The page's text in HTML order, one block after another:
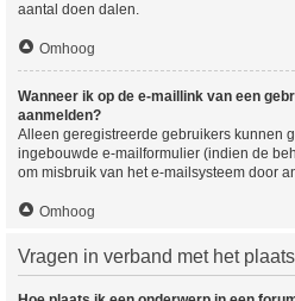
aantal doen dalen.
Omhoog
Wanneer ik op de e-maillink van een
aanmelden?
Alleen geregistreerde gebruikers kunnen
ingebouwde e-mailformulier (indien de
om misbruik van het e-mailsysteem door
Omhoog
Vragen in verband met het